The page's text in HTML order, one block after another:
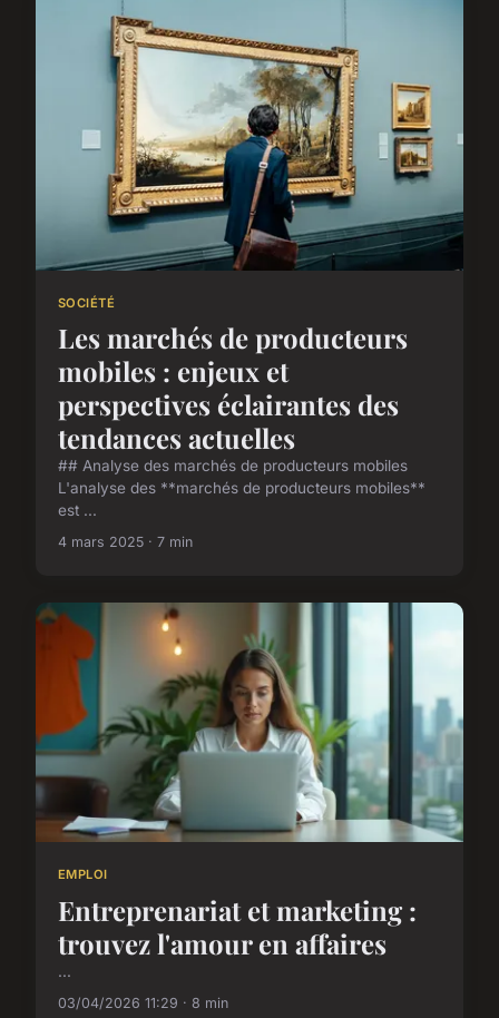
SOCIÉTÉ
Les marchés de producteurs
mobiles : enjeux et
perspectives éclairantes des
tendances actuelles
## Analyse des marchés de producteurs mobiles
L'analyse des **marchés de producteurs mobiles**
est ...
4 mars 2025 · 7 min
EMPLOI
Entreprenariat et marketing :
trouvez l'amour en affaires
...
03/04/2026 11:29 · 8 min